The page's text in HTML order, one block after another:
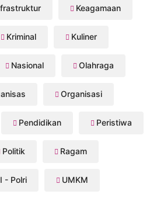
Keagamaan
Kriminal Kuliner
Nasional Olahraga
Organisasi
Pendidikan Peristiwa
Politik Ragam
- Polri UMKM